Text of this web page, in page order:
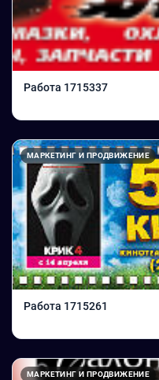
Работа 1715337
МАРКЕТИНГ И ПРОДВИЖЕНИЕ
Работа 1715261
МАРКЕТИНГ И ПРОДВИЖЕНИЕ